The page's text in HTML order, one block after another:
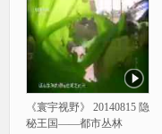
《寰宇视野》 20140815 隐
秘王国——都市丛林